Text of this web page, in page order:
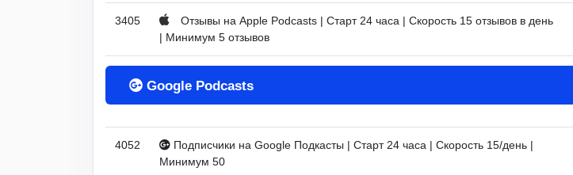
3405
Отзывы на Apple Podcasts | Старт 24 часа | Скорость 15 отзывов в день
| Минимум 5 отзывов
Google Podcasts
4052
Подписчики на Google Подкасты | Старт 24 часа | Скорость 15/день |
Минимум 50